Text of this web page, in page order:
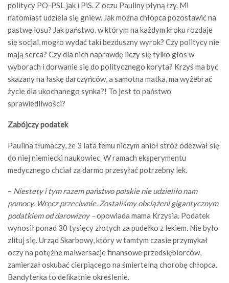
politycy PO-PSL jak i PiS. Z oczu Pauliny płyną łzy. Mi
natomiast udziela się gniew. Jak można chłopca pozostawić na
pastwę losu? Jak państwo, w którym na każdym kroku rozdaje
się socjal, mogło wydać taki bezduszny wyrok? Czy politycy nie
mają serca? Czy dla nich naprawdę liczy się tylko głos w
wyborach i dorwanie się do politycznego koryta? Krzyś ma być
skazany na łaskę darczyńców, a samotna matka, ma wyżebrać
życie dla ukochanego synka?! To jest to państwo
sprawiedliwości?
Zabójczy podatek
Paulina tłumaczy, że 3 lata temu niczym anioł stróż odezwał się
do niej niemiecki naukowiec. W ramach eksperymentu
medycznego chciał za darmo przesyłać potrzebny lek.
– Niestety i tym razem państwo polskie nie udzieliło nam
pomocy. Wręcz przeciwnie. Zostaliśmy obciążeni gigantycznym
podatkiem od darowizny –opowiada mama Krzysia. Podatek
wynosił ponad 30 tysięcy złotych za pudełko z lekiem. Nie było
zlituj się. Urząd Skarbowy, który w tamtym czasie przymykał
oczy na potężne malwersacje finansowe przedsiębiorców,
zamierzał oskubać cierpiącego na śmiertelną chorobę chłopca.
Bandyterka to delikatnie określenie.